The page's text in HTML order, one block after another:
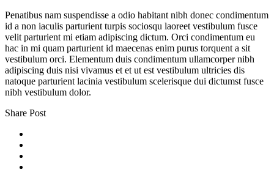
Penatibus nam suspendisse a odio habitant nibh donec condimentum
id a non iaculis parturient turpis sociosqu laoreet vestibulum fusce
velit parturient mi etiam adipiscing dictum. Orci condimentum eu
hac in mi quam parturient id maecenas enim purus torquent a sit
vestibulum orci. Elementum duis condimentum ullamcorper nibh
adipiscing duis nisi vivamus et et ut est vestibulum ultricies dis
natoque parturient lacinia vestibulum scelerisque dui dictumst fusce
nibh vestibulum dolor.
Share Post